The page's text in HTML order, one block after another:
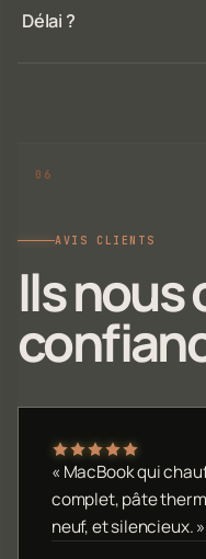
Délai ?
AVIS CLIENTS
Ils nous
« MacBook qui
complet, pâte
neuf, et silencieux. »